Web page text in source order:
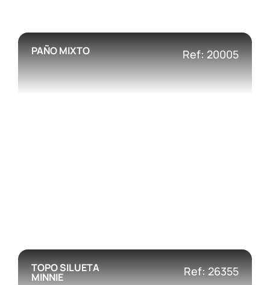
PAÑO MIXTO Ref: 20005
TOPO SILUETA
MINNIE Ref: 26355